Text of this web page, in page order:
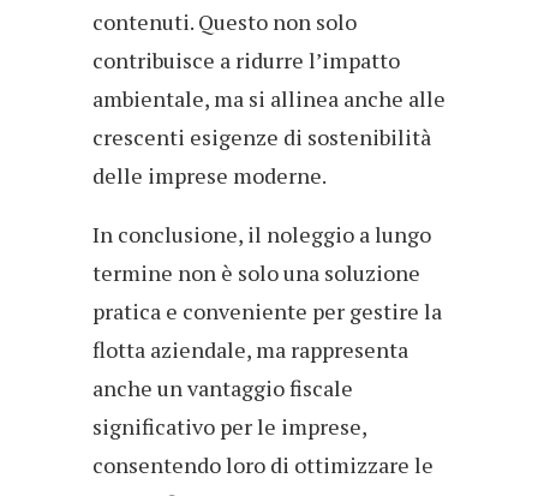
contenuti. Questo non solo
contribuisce a ridurre l’impatto
ambientale, ma si allinea anche alle
crescenti esigenze di sostenibilità
delle imprese moderne.
In conclusione, il noleggio a lungo
termine non è solo una soluzione
pratica e conveniente per gestire la
flotta aziendale, ma rappresenta
anche un vantaggio fiscale
significativo per le imprese,
consentendo loro di ottimizzare le